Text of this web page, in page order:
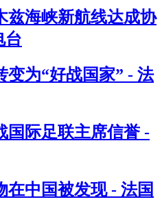
兹海峡新航线达成协
台
变为“好战国家” - 法
国际足联主席信誉 -
中国被发现 - 法国